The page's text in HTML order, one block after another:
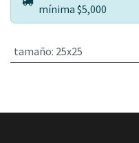
mínima $5,000
tamaño: 25x25